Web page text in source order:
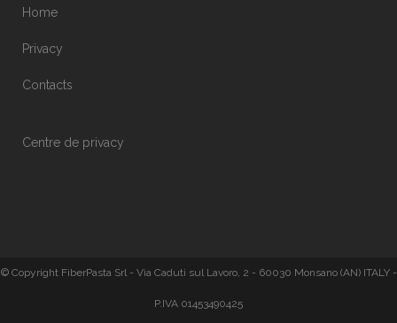
Home
Privacy
Contacts
Centre de privacy
© Copyright FiberPasta Srl - Via Caduti sul Lavoro, 2 - 60030 Monsano (AN) ITALY -
P.IVA 01453490425